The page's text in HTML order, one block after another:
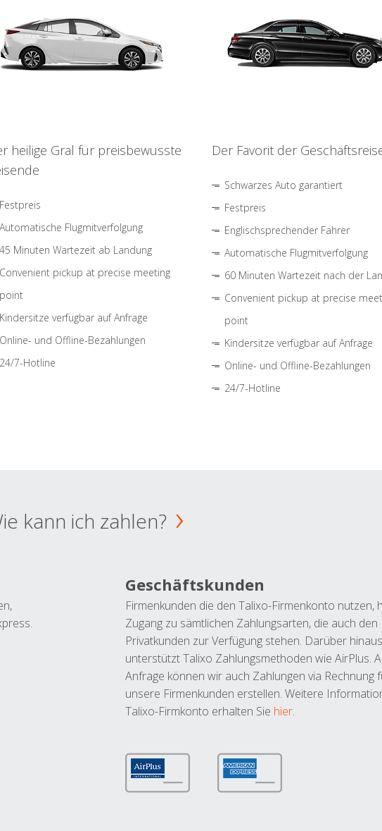
heilige Gral für preisbewusste
Festpreis
Automatische Flugmitverfolgung
45 Minuten Wartezeit ab Landung
Convenient pickup at precise meeting
point
Kindersitze verfügbar auf Anfrage
Online- und Offline-Bezahlungen
24/7-Hotline
Der Favorit der
Schwarzes Auto garantiert
Festpreis
Englischsprechender Fahrer
Automatische Flugmitverfolgung
60 Minuten Wartezeit nach der
Convenient pickup at precise
point
Kindersitze verfügbar auf Anfrage
Online- und Offline-Bezahlungen
24/7-Hotline
kann ich zahlen?
Geschäftskunden
Firmenkunden die den Talixo-Firmenkonto nutzen,
Zugang zu sämtlichen Zahlungsarten, die auch den
Privatkunden zur Verfügung stehen. Darüber hinaus
unterstützt Talixo Zahlungsmethoden wie AirPlus.
Anfrage können wir auch Zahlungen via Rechnung
unsere Firmenkunden erstellen. Weitere
Talixo-Firmkonto erhalten Sie hier.